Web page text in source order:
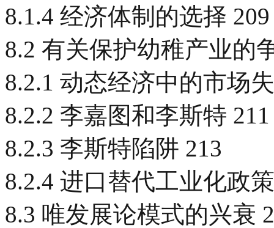
8.1.4 经济体制的选择 209
8.2 有关保护幼稚产业的
8.2.1 动态经济中的市场
8.2.2 李嘉图和李斯特 211
8.2.3 李斯特陷阱 213
8.2.4 进口替代工业化政
8.3 唯发展论模式的兴衰